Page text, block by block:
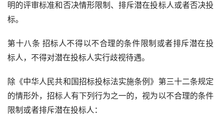
明的评审标准和否决情形限制、排斥潜在投标人或者否决投
标。
第十八条 招标人不得以不合理的条件限制或者排斥潜在投
标人，不得对潜在投标人实行歧视待遇。
除《中华人民共和国招标投标法实施条例》第三十二条规定
的情形外，招标人有下列行为之一的，视为以不合理的条件
限制或者排斥潜在投标人：